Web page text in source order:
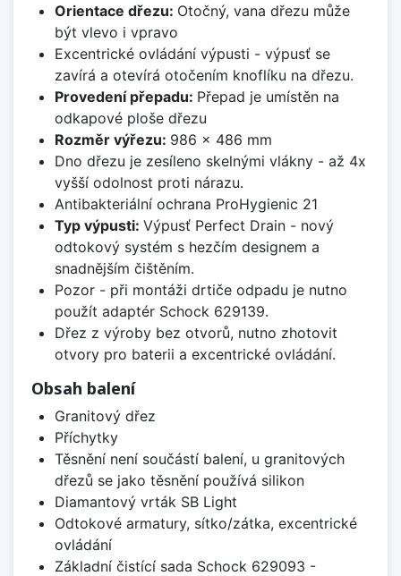
Orientace dřezu: Otočný, vana dřezu může
být vlevo i vpravo
Excentrické ovládání výpusti - výpusť se
zavírá a otevírá otočením knoflíku na dřezu.
Provedení přepadu: Přepad je umístěn na
odkapové ploše dřezu
Rozměr výřezu: 986 x 486 mm
Dno dřezu je zesíleno skelnými vlákny - až 4x
vyšší odolnost proti nárazu.
Antibakteriální ochrana ProHygienic 21
Typ výpusti: Výpusť Perfect Drain - nový
odtokový systém s hezčím designem a
snadnějším čištěním.
Pozor - při montáži drtiče odpadu je nutno
použít adaptér Schock 629139.
Dřez z výroby bez otvorů, nutno zhotovit
otvory pro baterii a excentrické ovládání.
Obsah balení
Granitový dřez
Příchytky
Těsnění není součástí balení, u granitových
dřezů se jako těsnění používá silikon
Diamantový vrták SB Light
Odtokové armatury, sítko/zátka, excentrické
ovládání
Základní čistící sada Schock 629093 -